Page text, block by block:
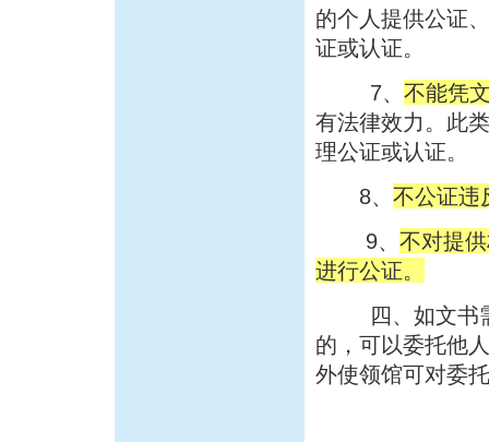
的个人提供公证
证或认证。
7、 不能凭
有法律效力。此
理公证或认证。
8、 不公证违
9、 不对提
进行公证。
四、 如文书
的，可以委托他
外使领馆可对委